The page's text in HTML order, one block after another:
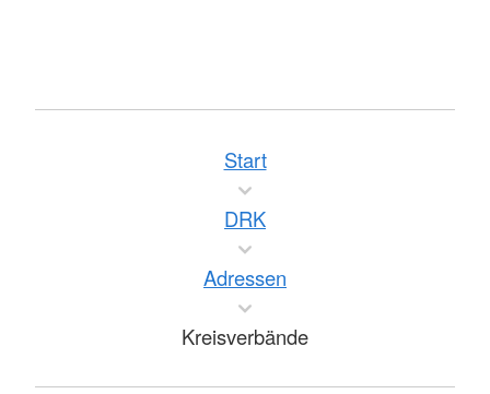
Start
DRK
Adressen
Kreisverbände